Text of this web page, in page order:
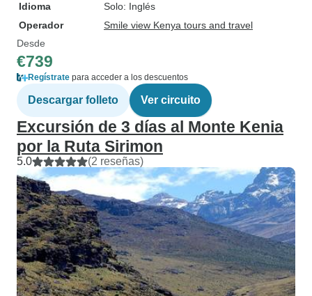
Idioma
Solo: Inglés
Operador
Smile view Kenya tours and travel
Desde
€739
Regístrate para acceder a los descuentos
Descargar folleto Ver circuito
Excursión de 3 días al Monte Kenia
por la Ruta Sirimon
5.0 (2 reseñas)